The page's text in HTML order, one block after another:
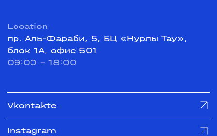
Location
пр. Аль-Фараби, 5, БЦ «Нурлы Тау»,
блок 1А, офис 501
09:00 - 18:00
Vkontakte
Instagram